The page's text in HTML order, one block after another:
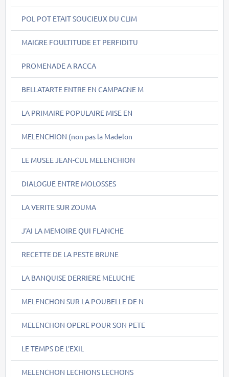
POL POT ETAIT SOUCIEUX DU CLIM
MAIGRE FOULTITUDE ET PERFIDITU
PROMENADE A RACCA
BELLATARTE ENTRE EN CAMPAGNE M
LA PRIMAIRE POPULAIRE MISE EN
MELENCHION (non pas la Madelon
LE MUSEE JEAN-CUL MELENCHION
DIALOGUE ENTRE MOLOSSES
LA VERITE SUR ZOUMA
J'AI LA MEMOIRE QUI FLANCHE
RECETTE DE LA PESTE BRUNE
LA BANQUISE DERRIERE MELUCHE
MELENCHON SUR LA POUBELLE DE N
MELENCHON OPERE POUR SON PETE
LE TEMPS DE L'EXIL
MELENCHON LECHIONS LECHONS